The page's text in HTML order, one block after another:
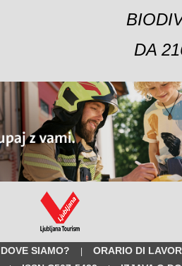
DA
DOVE SIAMO? |
ORARIO DI